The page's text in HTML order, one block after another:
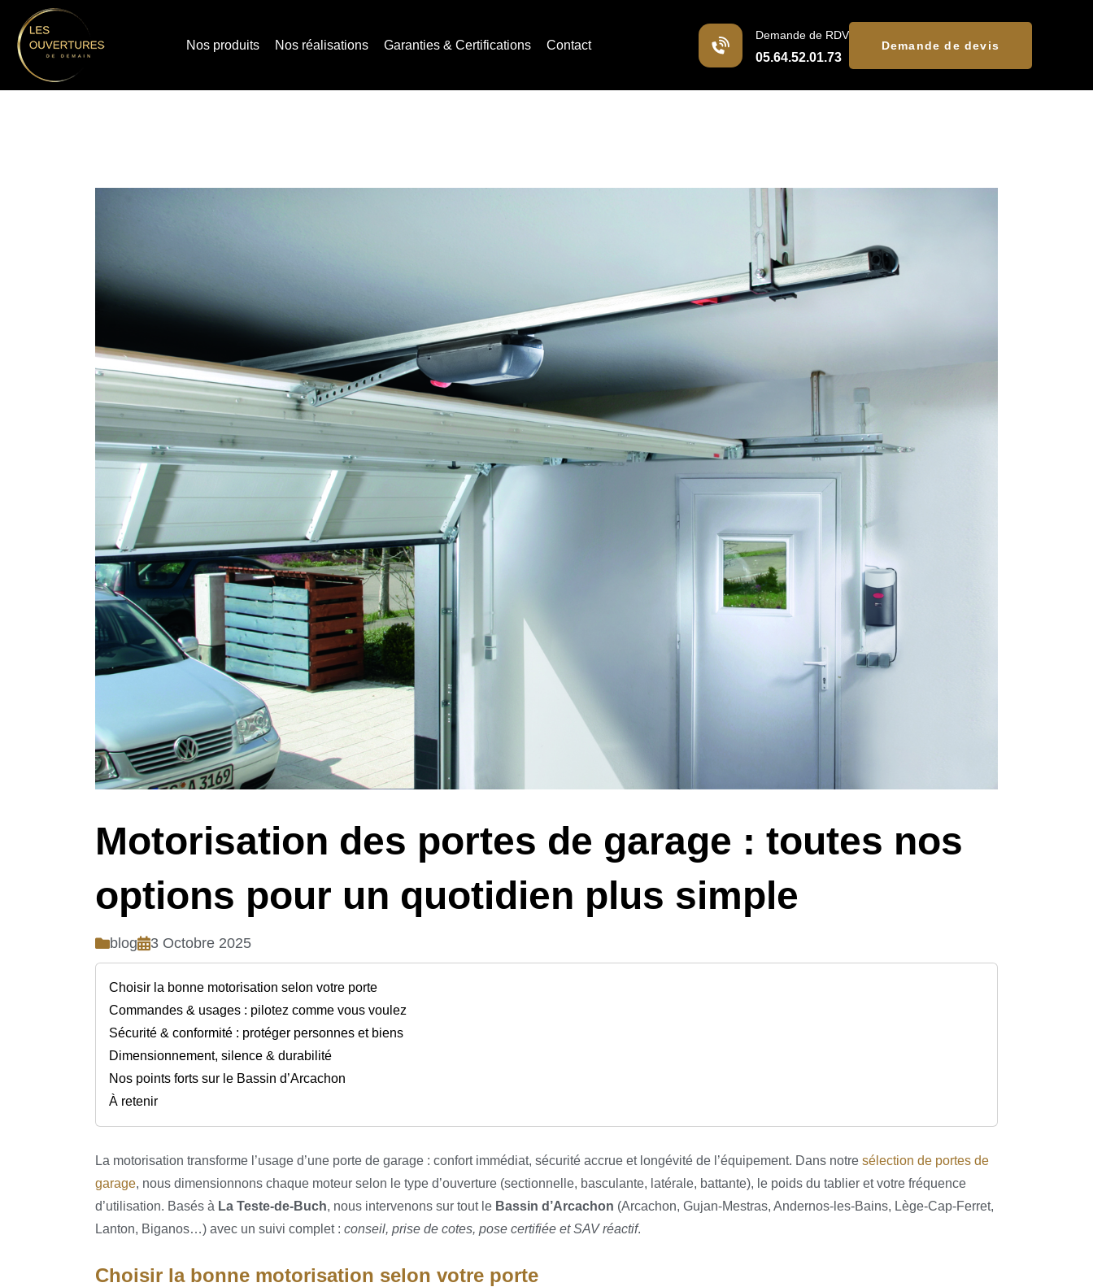
Nos produits Nos réalisations Garanties & Certifications
Contact
05.64.52.01.73
Demande de RDV
Demande de devis
Motorisation des portes de garage : toutes nos
options pour un quotidien plus simple
blog 3 Octobre 2025
Choisir la bonne motorisation selon votre porte
Commandes & usages : pilotez comme vous voulez
Sécurité & conformité : protéger personnes et biens
Dimensionnement, silence & durabilité
Nos points forts sur le Bassin d’Arcachon
À retenir
La motorisation transforme l’usage d’une porte de garage : confort immédiat, sécurité accrue et longévité de l’équipement. Dans notre sélection de portes de
garage, nous dimensionnons chaque moteur selon le type d’ouverture (sectionnelle, basculante, latérale, battante), le poids du tablier et votre fréquence
d’utilisation. Basés à La Teste-de-Buch, nous intervenons sur tout le Bassin d’Arcachon (Arcachon, Gujan-Mestras, Andernos-les-Bains, Lège-Cap-Ferret,
Lanton, Biganos…) avec un suivi complet : conseil, prise de cotes, pose certifiée et SAV réactif.
Choisir la bonne motorisation selon votre porte